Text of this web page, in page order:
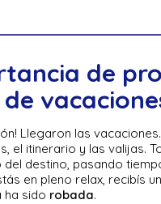
de
Llegaron las
el itinerario y las valijas.
destino, pasando
en pleno relax, recibís
ha sido robada.